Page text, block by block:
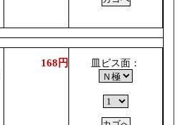
168円 皿ビス面：